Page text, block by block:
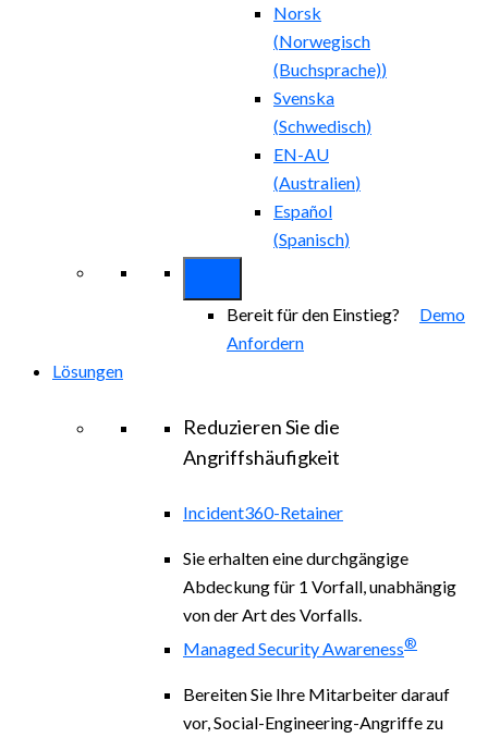
Norsk
(Norwegisch
(Buchsprache))
Svenska
(Schwedisch)
EN-AU
(Australien)
Español
(Spanisch)
Bereit für den Einstieg? Demo
Anfordern
Lösungen
Reduzieren Sie die
Angriffshäufigkeit
Incident360-Retainer
Sie erhalten eine durchgängige
Abdeckung für 1 Vorfall, unabhängig
von der Art des Vorfalls.
Managed Security Awareness®
Bereiten Sie Ihre Mitarbeiter darauf
vor, Social-Engineering-Angriffe zu